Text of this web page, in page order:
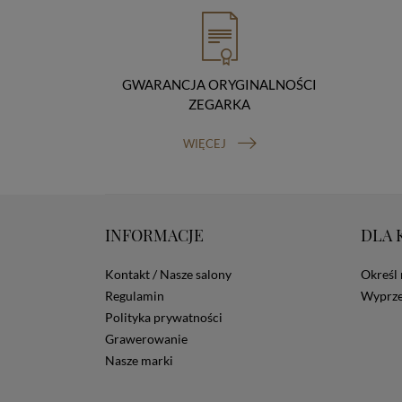
GWARANCJA ORYGINALNOŚCI
ZEGARKA
WIĘCEJ
INFORMACJE
Kontakt / Nasze salony
Regulamin
Polityka prywatności
Grawerowanie
Nasze marki
DLA
Określ